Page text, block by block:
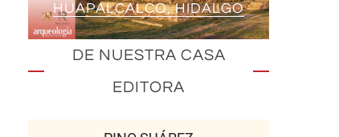
HUAPALCALCO, HIDALGO
DE NUESTRA CASA
EDITORA